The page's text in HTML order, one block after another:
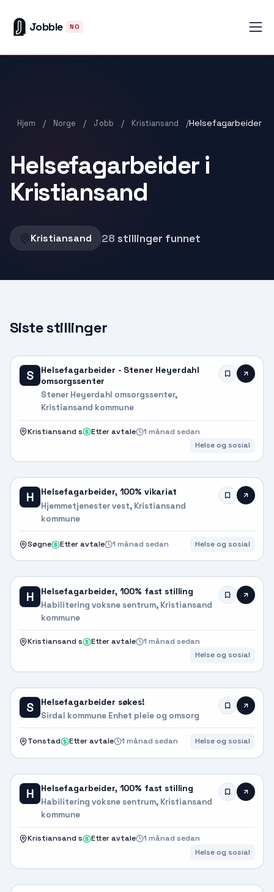
Jobble NO
Hjem / Norge / Jobb / Kristiansand /Helsefagarbeider
Helsefagarbeider i
Kristiansand
Kristiansand 28stillinger funnet
Siste stillinger
S
Helsefagarbeider - Stener Heyerdahl
omsorgssenter
Stener Heyerdahl omsorgssenter,
Kristiansand kommune
Kristiansand s Etter avtale
1 månad sedan
Helse og sosial
H Helsefagarbeider, 100% vikariat
Hjemmetjenester vest, Kristiansand
kommune
Søgne Etter avtale 1 månad sedan Helse og sosial
H Helsefagarbeider, 100% fast stilling
Habilitering voksne sentrum, Kristiansand
kommune
Kristiansand s Etter avtale
1 månad sedan
Helse og sosial
S Helsefagarbeider søkes!
Sirdal kommune Enhet pleie og omsorg
Tonstad Etter avtale 1 månad sedan Helse og sosial
H Helsefagarbeider, 100% fast stilling
Habilitering voksne sentrum, Kristiansand
kommune
Kristiansand s Etter avtale
1 månad sedan
Helse og sosial